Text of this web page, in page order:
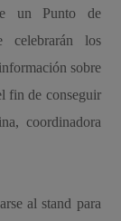
un Punto de
celebrarán los
sobre
fin de conseguir
coordinadora
al stand para